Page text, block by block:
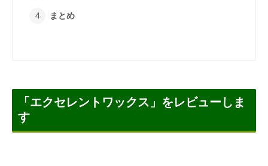
まとめ
「エクセレントワックス」をレビューしま
す